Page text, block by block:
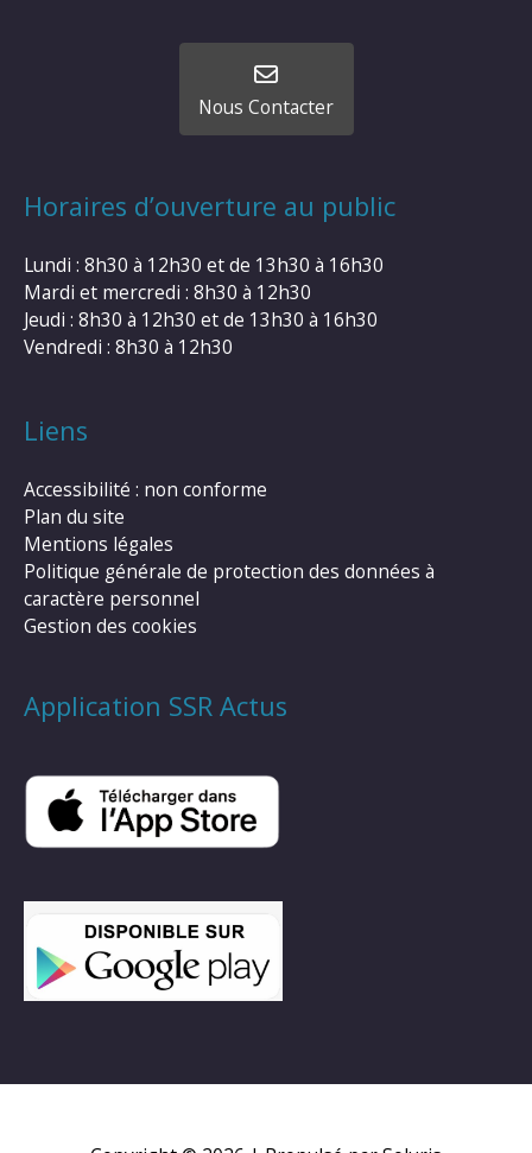
Nous Contacter
Horaires d’ouverture au public
Lundi : 8h30 à 12h30 et de 13h30 à 16h30
Mardi et mercredi : 8h30 à 12h30
Jeudi : 8h30 à 12h30 et de 13h30 à 16h30
Vendredi : 8h30 à 12h30
Liens
Accessibilité : non conforme
Plan du site
Mentions légales
Politique générale de protection des données à
caractère personnel
Gestion des cookies
Application SSR Actus